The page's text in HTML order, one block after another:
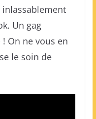
Un gag
On ne vous en
le soin de